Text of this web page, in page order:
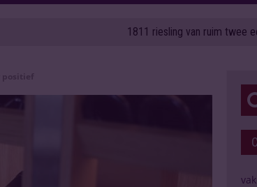
1811 riesling van ruim twee eeuwen